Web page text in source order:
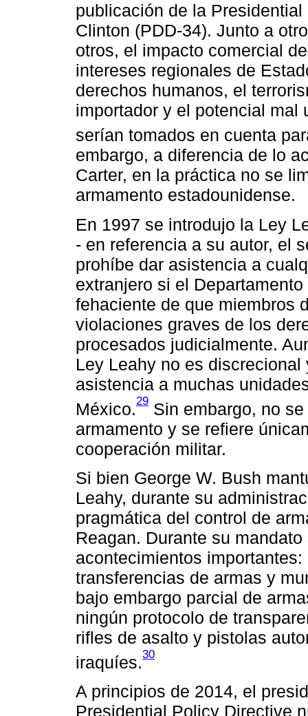
publicación de la
Clinton (PDD-34). Junto a
otros, el impacto comercial
intereses regionales de
derechos humanos, el
importador y el potencial mal
serían tomados en cuenta
embargo, a diferencia de lo
Carter, en la práctica no se
armamento estadounidense.
En 1997 se introdujo la Ley
- en referencia a su autor, el
prohíbe dar asistencia a
extranjero si el
fehaciente de que miembros
violaciones graves de los
procesados judicialmente.
Ley Leahy no es
asistencia a muchas
México.29 Sin embargo, no
armamento y se refiere
cooperación militar.
Si bien George W. Bush
Leahy, durante su
pragmática del control de
Reagan. Durante su
acontecimientos
transferencias de armas y
bajo embargo parcial de
ningún protocolo de
rifles de asalto y pistolas
iraquíes.30
A principios de 2014, el
Presidential Policy Directive